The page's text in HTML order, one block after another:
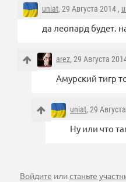
uniat, 29 Августа 2014 ,
да леопард будет.
arez, 29 Августа
Амурский тигр
uniat, 29
Ну или что
Войдите илистаньте